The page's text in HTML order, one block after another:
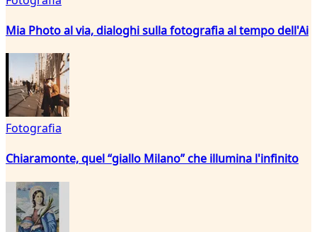
Mia Photo al via, dialoghi sulla fotografia al tempo dell'Ai
Fotografia
Chiaramonte, quel “giallo Milano” che illumina l'infinito